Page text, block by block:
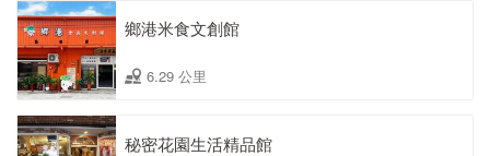
鄉港米食文創館
6.29 公里
秘密花園生活精品館